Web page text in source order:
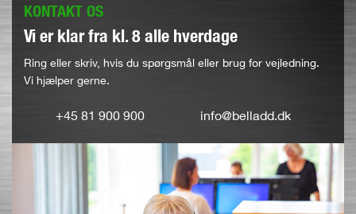
KONTAKT OS
Vi er klar fra kl. 8 alle hverdage
Ring eller skriv, hvis du spørgsmål eller brug for vejledning.
Vi hjælper gerne.
+45 81 900 900 info@belladd.dk